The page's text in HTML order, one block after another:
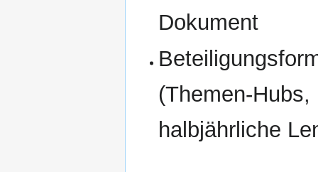
Dokument
(Themen-
halbjährliche